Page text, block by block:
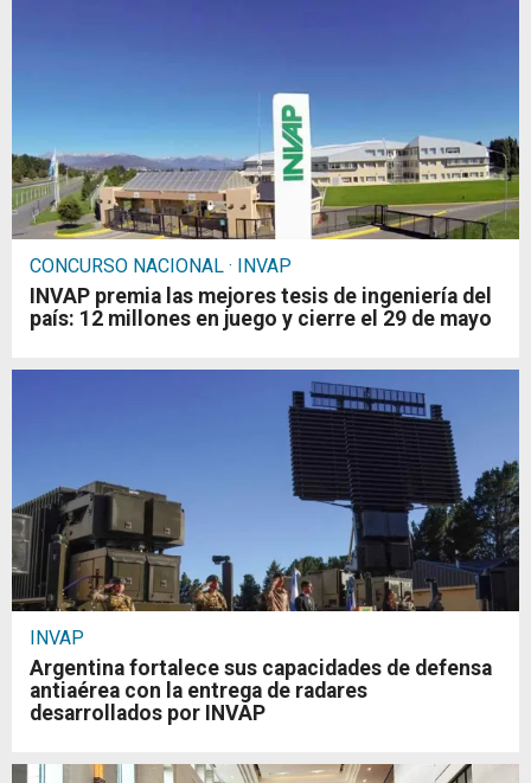
CONCURSO NACIONAL · INVAP
INVAP premia las mejores tesis de ingeniería del
país: 12 millones en juego y cierre el 29 de mayo
INVAP
Argentina fortalece sus capacidades de defensa
antiaérea con la entrega de radares
desarrollados por INVAP